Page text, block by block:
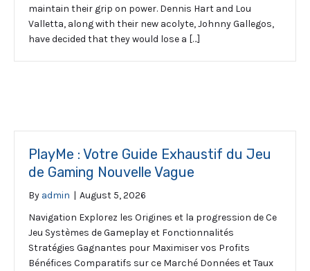
maintain their grip on power. Dennis Hart and Lou
Valletta, along with their new acolyte, Johnny Gallegos,
have decided that they would lose a […]
PlayMe : Votre Guide Exhaustif du Jeu
de Gaming Nouvelle Vague
By admin | August 5, 2026
Navigation Explorez les Origines et la progression de Ce
Jeu Systèmes de Gameplay et Fonctionnalités
Stratégies Gagnantes pour Maximiser vos Profits
Bénéfices Comparatifs sur ce Marché Données et Taux